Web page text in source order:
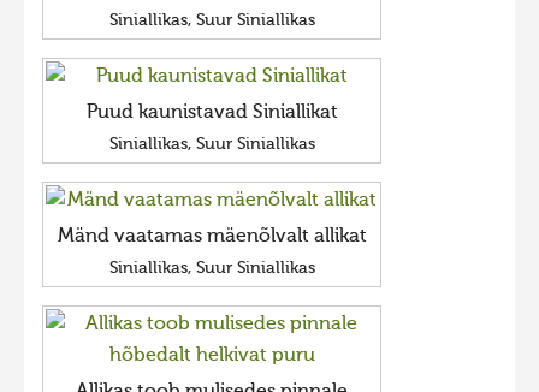
Siniallikas, Suur Siniallikas
Puud kaunistavad Siniallikat
Siniallikas, Suur Siniallikas
Mänd vaatamas mäenõlvalt allikat
Siniallikas, Suur Siniallikas